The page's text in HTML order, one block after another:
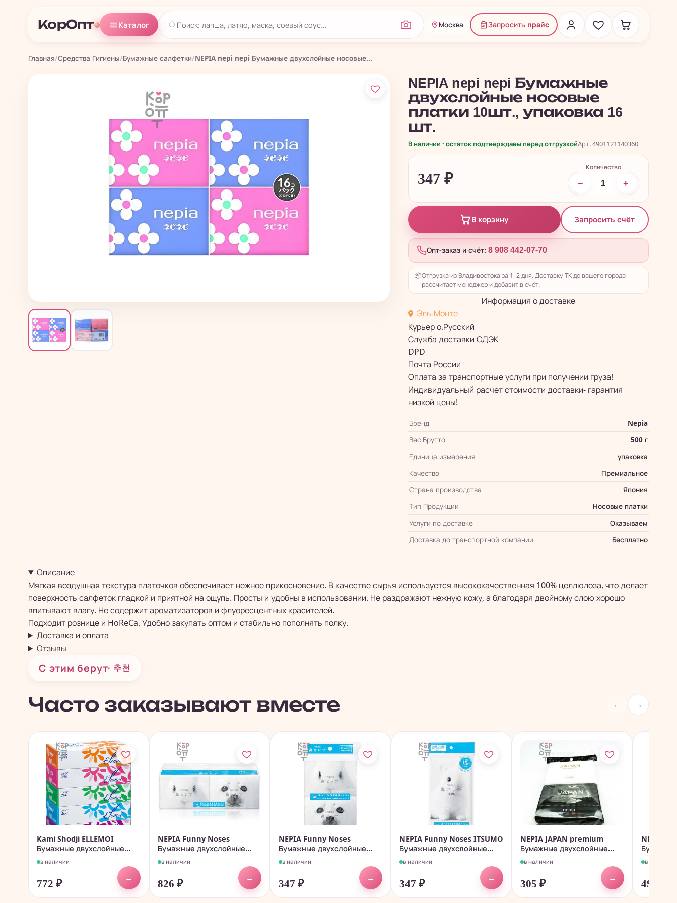
КорОпт Каталог Москва Запросить прайс
Главная/Средства Гигиены/Бумажные салфетки/NEPIA nepi nepi Бумажные двухслойные носовые...
NEPIA nepi nepi Бумажные
двухслойные носовые
платки 10шт., упаковка 16
шт.
В наличии · остаток подтверждаем перед отгрузкойАрт. 4901121140360
347 ₽
Количество
− +
В корзину Запросить счёт
Опт-заказ и счёт: 8 908 442-07-70
📦Отгрузка из Владивостока за 1–2 дня. Доставку ТК до вашего города
рассчитает менеджер и добавит в счёт.
Информация о доставке
Эль-Монте
Курьер о.Русский
Служба доставки СДЭК
DPD
Почта России
Оплата за транспортные услуги при получении груза!
Индивидуальный расчет стоимости доставки- гарантия
низкой цены!
Бренд
Nepia
Вес Брутто
500 г
Единица измерения
упаковка
Качество
Премиальное
Страна производства
Япония
Тип Продукции
Носовые платки
Услуги по доставке
Оказываем
Доставка до транспортной компании
Бесплатно
Описание
Мягкая воздушная текстура платочков обеспечивает нежное прикосновение. В качестве сырья используется высококачественная 100% целлюлоза, что делает
поверхность салфеток гладкой и приятной на ощупь. Просты и удобны в использовании. Не раздражают нежную кожу, а благодаря двойному слою хорошо
впитывают влагу. Не содержит ароматизаторов и флуоресцентных красителей.
Подходит рознице и HoReCa. Удобно закупать оптом и стабильно пополнять полку.
Доставка и оплата
Отзывы
С этим берут· 추천
Часто заказывают вместе ← →
Kami Shodji ELLEMOI
Бумажные двухслойные
салфетки...
в наличии
772 ₽
→
NEPIA Funny Noses
Бумажные двухслойные
носовые...
в наличии
826 ₽
→
NEPIA Funny Noses
Бумажные двухслойные
носовые...
в наличии
347 ₽
→
NEPIA Funny Noses ITSUMO
Бумажные двухслойные...
в наличии
347 ₽
→
NEPIA JAPAN premium
Бумажные двухслойные
носовые...
в наличии
305 ₽
→
NEPIA
в наличии
496